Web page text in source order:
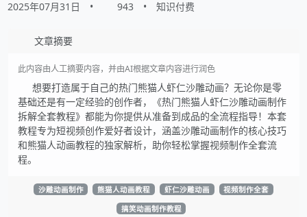
2025年07月31日 • 943 • 知识付费
文章摘要
此内容由人工摘要内容，并由AI根据文章内容进行润色
想要打造属于自己的热门熊猫人虾仁沙雕动画？无论你是零
基础还是有一定经验的创作者，《热门熊猫人虾仁沙雕动画制作
拆解全套教程》都能为你提供从准备到成品的全流程指导！本套
教程专为短视频创作爱好者设计，涵盖沙雕动画制作的核心技巧
和熊猫人动画教程的独家解析，助你轻松掌握视频制作全套流
程。
沙雕动画制作 熊猫人动画教程 虾仁沙雕动画
视频制作全套
搞笑动画制作教程